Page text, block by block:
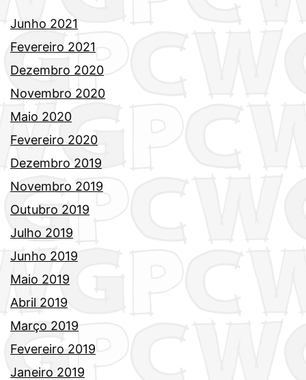
Junho 2021
Fevereiro 2021
Dezembro 2020
Novembro 2020
Maio 2020
Fevereiro 2020
Dezembro 2019
Novembro 2019
Outubro 2019
Julho 2019
Junho 2019
Maio 2019
Abril 2019
Março 2019
Fevereiro 2019
Janeiro 2019